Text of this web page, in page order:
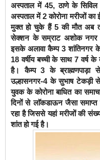
अस्पताल में 45, ठाणे के
अस्पताल में 2 कोरोना मरीजों
मुक्त हो चुके हैं 5 की मौत अब
सेक्शन के सम्राट अशोक नगर से
इसके अलावा कैम्प 3 शांतिनगर
18 वर्षीय बच्ची के साथ 7 वर्ष
है। कैम्प 3 के ब्राह्मणपाड़ा से
उल्हासनगर-4 के सुभाष टेकड़ी से
युवक के कोरोना बाधित का
दिनों से लाॅकडाऊन जैसा
रहा है जिससे यहां मरीजों की
शांत हो गई है।